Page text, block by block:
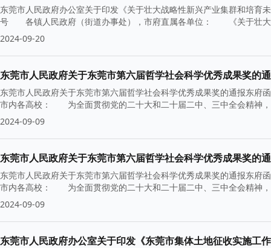
东莞市人民政府办公室关于印发《关于壮大战略性新兴产业集群和培
号 各镇人民政府（街道办事处），市府直属各单位： 《关于壮大
2024-09-20
东莞市人民政府关于东莞市第六届哲学社会科学优秀成果奖的
东莞市人民政府关于东莞市第六届哲学社会科学优秀成果奖的通报东
市内各高校： 为全面贯彻党的二十大和二十届二中、三中全会精神
2024-09-09
东莞市人民政府关于东莞市第六届哲学社会科学优秀成果奖的
东莞市人民政府关于东莞市第六届哲学社会科学优秀成果奖的通报东
市内各高校： 为全面贯彻党的二十大和二十届二中、三中全会精神
2024-09-09
东莞市人民政府办公室关于印发《东莞市集体土地征收实施工